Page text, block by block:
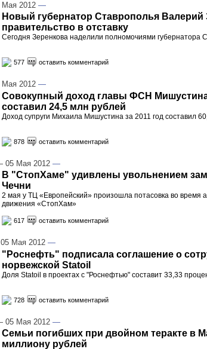
2012 —
Новый губернатор Ставрополья Валерий
правительство в отставку
Сегодня Зеренкова наделили полномочиями губернатора
577 оставить комментарий
2012 —
Совокупный доход главы ФСН
составил 24,5 млн рублей
Доход супруги Михаила Мишустина за 2011 год составил
878 оставить комментарий
05 Мая 2012 —
В "СтопХаме" удивлены увольнением
Чечни
2 мая у ТЦ «Европейский» произошла потасовка во время
движения «СтопХам»
617 оставить комментарий
Мая 2012 —
"Роснефть" подписала соглашение о
норвежской Statoil
Доля Statoil в проектах с "Роснефтью" составит 33,33
728 оставить комментарий
05 Мая 2012 —
Семьи погибших при двойном теракте в
миллиону рублей